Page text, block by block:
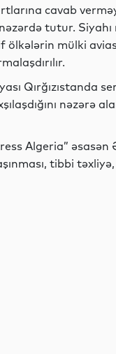
cavab
tutur.
ölkələrin mülki
Qırğızıstanda
nəzərə
Algeria”
tibbi